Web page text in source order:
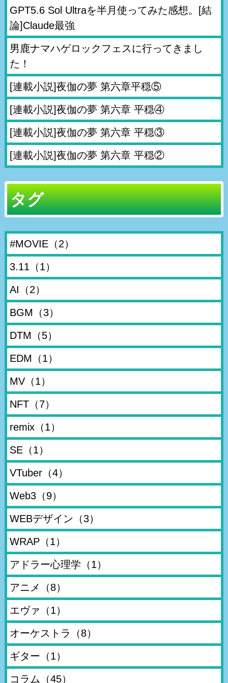
GPT5.6 Sol Ultraを半月使ってみた感想。[結
論]Claude最強
男鹿ナマハゲロックフェスに行ってきまし
た！
[連載小説]夜伽の夢 第六章平穏⑤
[連載小説]夜伽の夢 第六章 平穏④
[連載小説]夜伽の夢 第六章 平穏③
[連載小説]夜伽の夢 第六章 平穏②
タグ
#MOVIE（2）
3.11 （1）
AI （2）
BGM （3）
DTM （5）
EDM （1）
MV（1）
NFT（7）
remix（1）
SE（1）
VTuber（4）
Web3（9）
WEBデザイン （3）
WRAP（1）
アドラー心理学 （1）
アニメ （8）
エヴァ （1）
オーケストラ （8）
ギター （1）
コラム （45）